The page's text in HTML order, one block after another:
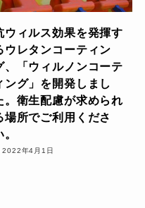
ウィルス効果を発揮す
ウレタンコーティン
、「ウィルノンコーテ
ング」を開発しまし
。衛生配慮が求められ
場所でご利用くださ
2022年4月1日